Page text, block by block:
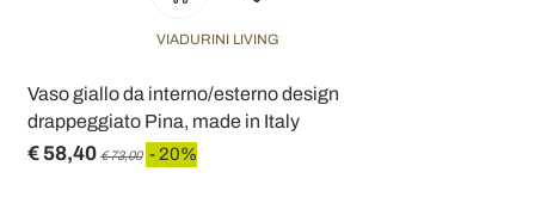
VIADURINI LIVING
Vaso giallo da interno/esterno design
drappeggiato Pina, made in Italy
€ 58,40 € 73,00 - 20%